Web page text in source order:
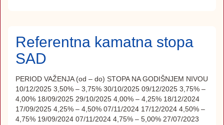
Referentna kamatna stopa
SAD
PERIOD VAŽENJA (od – do) STOPA NA GODIŠNJEM NIVOU
10/12/2025 3,50% – 3,75% 30/10/2025 09/12/2025 3,75% –
4,00% 18/09/2025 29/10/2025 4,00% – 4,25% 18/12/2024
17/09/2025 4,25% – 4,50% 07/11/2024 17/12/2024 4,50% –
4,75% 19/09/2024 07/11/2024 4,75% – 5,00% 27/07/2023